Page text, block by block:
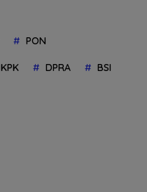
PON
KPK DPRA BSI